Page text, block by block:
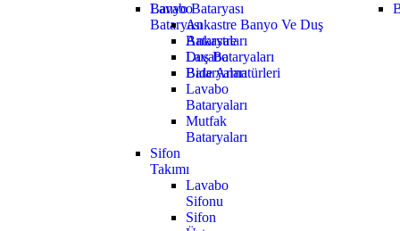
Lavabo
Bataryası
Ankastre
Lavabo
Bataryaları
Lavabo
Bataryaları
Mutfak
Bataryaları
Sifon
Takımı
Lavabo
Sifonu
Sifon
Banyo Bataryası
Ankastre Banyo Ve Duş
Bataryaları
Duş Bataryaları
Bide Armatürleri